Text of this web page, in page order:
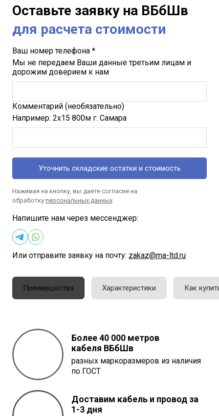
Оставьте заявку на ВБбШв
для расчета стоимости
Ваш номер телефона *
Мы не передаем Ваши данные третьим лицам и
дорожим доверием к нам
Комментарий (необязательно)
Например: 2х15 800м г. Самара
Уточнить складские остатки и стоимость
Нажимая на кнопку, вы даете согласие на
обработку персональных данных
Напишите нам через мессенджер:
Или отправите заявку на почту: zakaz@ma-ltd.ru
Преимущества Характеристики Как
Более 40 000 метров
кабеля ВБбШв
разных маркоразмеров из наличия
по ГОСТ
Доставим кабель и провод за
1-3 дня